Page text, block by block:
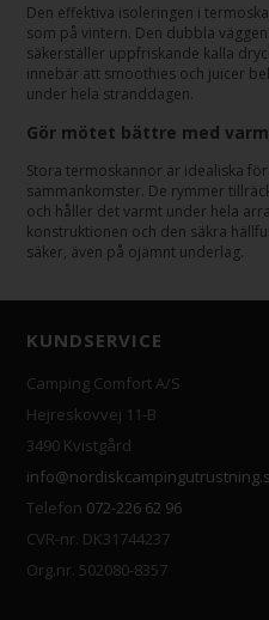
Den effektiva isoleringen i
som på vintern. Den dubbla
säkerställer uppfriskande kalla
innebär att smoothies och juicer
under hela stranddagen.
Gör mötet bättre med
Stora termoskannor är idealiska
sammankomster. De rymmer
och håller det varmt under hela
konstruktionen och den säkra
säker, även på ojämnt underlag.
KUNDSERVICE
Camping Comfort A/S
Hejreskovvej 11-B
3490 Kvistgård
Telefon 072-226 62 96
CVR-nr. DK31744237
Org.nr. 502080-8357